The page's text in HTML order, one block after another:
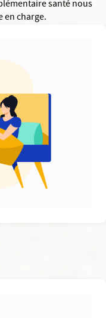
santé nous
en charge.